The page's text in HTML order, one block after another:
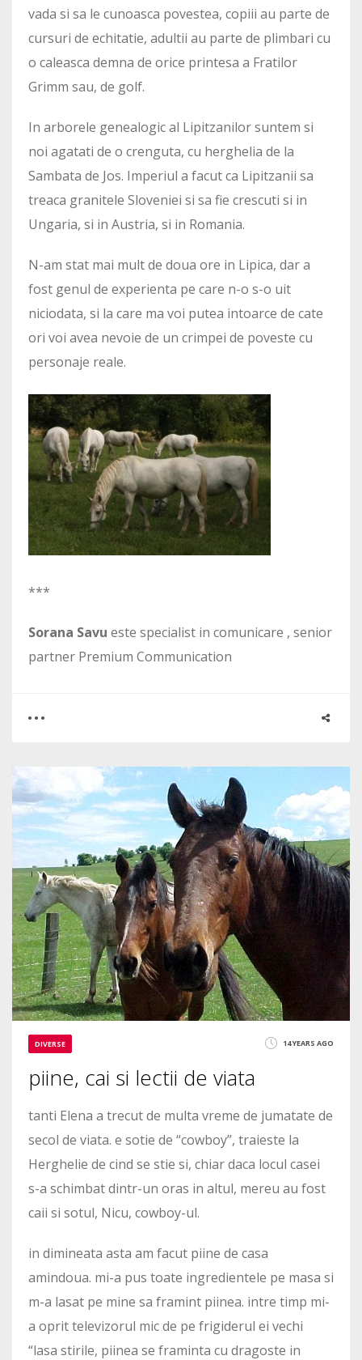
vada si sa le cunoasca povestea, copiii au parte de
cursuri de echitatie, adultii au parte de plimbari cu
o caleasca demna de orice printesa a Fratilor
Grimm sau, de golf.
In arborele genealogic al Lipitzanilor suntem si
noi agatati de o crenguta, cu herghelia de la
Sambata de Jos. Imperiul a facut ca Lipitzanii sa
treaca granitele Sloveniei si sa fie crescuti si in
Ungaria, si in Austria, si in Romania.
N-am stat mai mult de doua ore in Lipica, dar a
fost genul de experienta pe care n-o s-o uit
niciodata, si la care ma voi putea intoarce de cate
ori voi avea nevoie de un crimpei de poveste cu
personaje reale.
***
Sorana Savu este specialist in comunicare , senior
partner Premium Communication
DIVERSE 14 YEARS AGO
piine, cai si lectii de viata
tanti Elena a trecut de multa vreme de jumatate de
secol de viata. e sotie de “cowboy”, traieste la
Herghelie de cind se stie si, chiar daca locul casei
s-a schimbat dintr-un oras in altul, mereu au fost
caii si sotul, Nicu, cowboy-ul.
in dimineata asta am facut piine de casa
amindoua. mi-a pus toate ingredientele pe masa si
m-a lasat pe mine sa framint piinea. intre timp mi-
a oprit televizorul mic de pe frigiderul ei vechi
“lasa stirile, piinea se framinta cu dragoste in